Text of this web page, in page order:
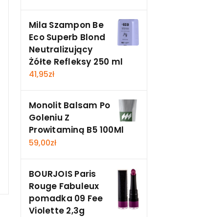
Mila Szampon Be
Eco Superb Blond
Neutralizujący
Żółte Refleksy 250 ml
41,95zł
Monolit Balsam Po
Goleniu Z
Prowitaminą B5 100Ml
59,00zł
BOURJOIS Paris
Rouge Fabuleux
pomadka 09 Fee
Violette 2,3g